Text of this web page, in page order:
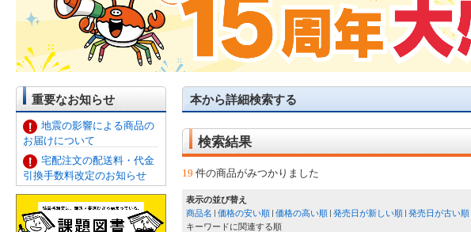
重要なお知らせ
地震の影響による商品の
お届けについて
宅配注文の配送料・代金
引換手数料改定のお知らせ
本から詳細検索する
検索結果
19 件の商品がみつかりました
表示の並び替え
商品名
価格の安い順 価格の高い順 発売日が新しい順 発売日が古い順
キーワードに関連する順